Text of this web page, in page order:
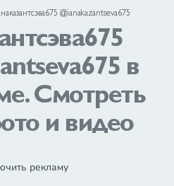
@ianakazantseva675
в
Смотреть
и видео
рекламу